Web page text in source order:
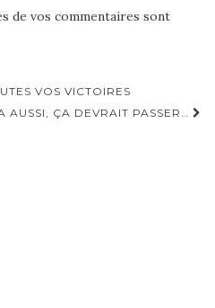
de vos commentaires sont
VOS VICTOIRES
AUSSI, ÇA DEVRAIT PASSER…